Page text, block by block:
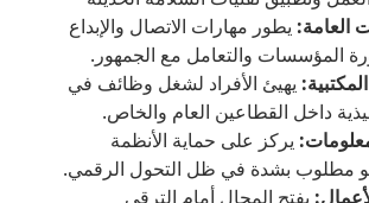
العامة: يطور مهارات الاتصال والإبداع
المؤسسات والتعامل مع الجمهور.
يهيئ الأفراد لشغل وظائف في
داخل القطاعين العام والخاص.
يركز على حماية الأنظمة
مطلوب بشدة في ظل التحول الرقمي.
يفتح المجال أمام الترقي